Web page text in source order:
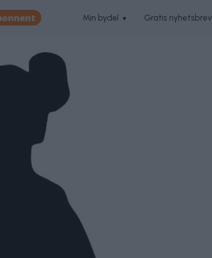
Min bydel Gratis nyhetsbrev